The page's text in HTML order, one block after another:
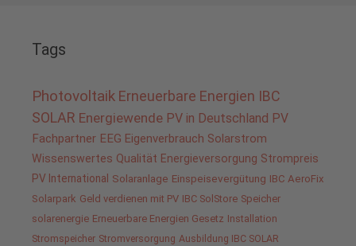
Tags
Photovoltaik Erneuerbare Energien IBC
SOLAR Energiewende PV in Deutschland PV
Fachpartner EEG Eigenverbrauch Solarstrom
Wissenswertes Qualität Energieversorgung Strompreis
PV International Solaranlage Einspeisevergütung IBC AeroFix
Solarpark Geld verdienen mit PV IBC SolStore Speicher
solarenergie Erneuerbare Energien Gesetz Installation
Stromspeicher Stromversorgung Ausbildung IBC SOLAR